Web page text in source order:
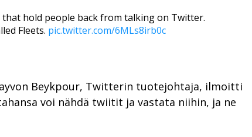
hold people back from talking on Twitter.
Fleets. pic.twitter.com/6MLs8irb0c
Beykpour, Twitterin tuotejohtaja, ilmoitti
voi nähdä twiitit ja vastata niihin, ja ne